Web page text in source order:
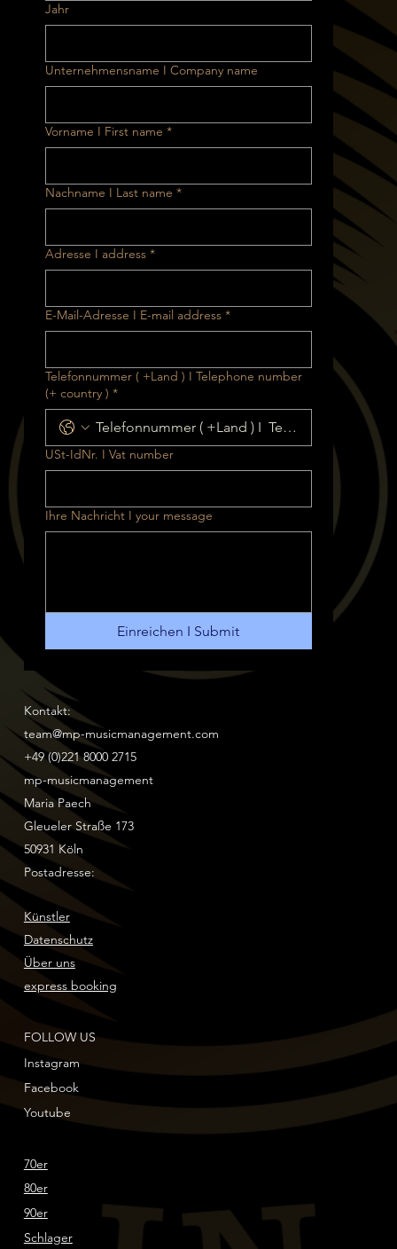
Jahr
Unternehmensname I Company name
Vorname I First name *
Nachname I Last name *
Adresse I address *
E-Mail-Adresse I E-mail address *
Telefonnummer ( +Land ) I Telephone number
(+ country ) *
USt-IdNr. I Vat number
Ihre Nachricht I your message
Einreichen I Submit
Kontakt:
team@mp-musicmanagement.com
+49 (0)221 8000 2715
Postadresse:
mp-musicmanagement
Maria Paech
Gleueler Straße 173
50931 Köln
FOLLOW US
Instagram
Facebook
Youtube
Künstler
Datenschutz
Über uns
express booking
70er
80er
90er
Schlager